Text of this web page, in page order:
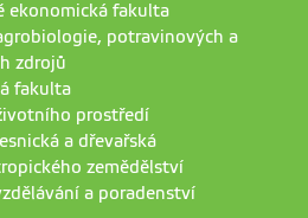
ekonomická fakulta
potravinových a
zdrojů
fakulta
prostředí
a dřevařská
zemědělství
a poradenství